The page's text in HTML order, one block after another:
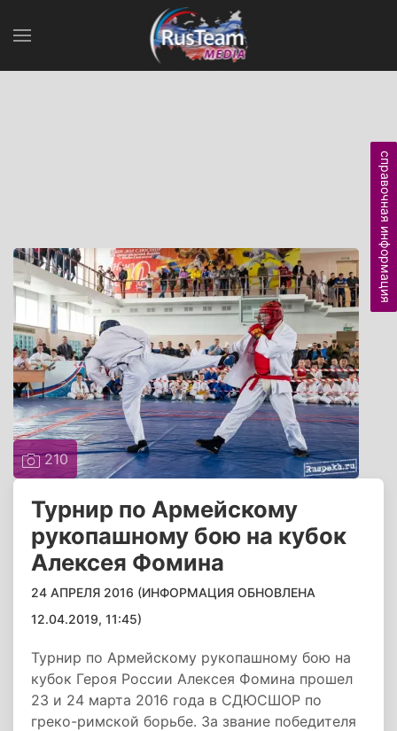
210
Турнир по Армейскому
рукопашному бою на кубок
Алексея Фомина
24 АПРЕЛЯ 2016 (ИНФОРМАЦИЯ ОБНОВЛЕНА
12.04.2019, 11:45)
Турнир по Армейскому рукопашному бою на
кубок Героя России Алексея Фомина прошел
23 и 24 марта 2016 года в СДЮСШОР по
греко-римской борьбе. За звание победителя
справочная информация